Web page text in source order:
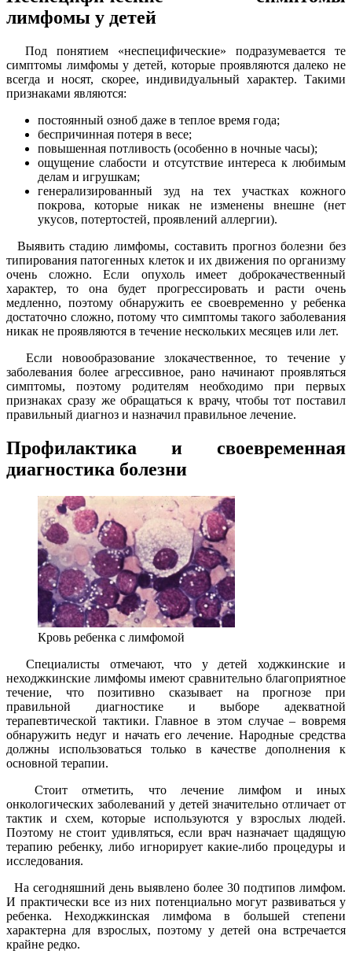
лимфомы у детей
Под понятием «неспецифические» подразумевается те
симптомы лимфомы у детей, которые проявляются далеко не
всегда и носят, скорее, индивидуальный характер. Такими
признаками являются:
постоянный озноб даже в теплое время года;
беспричинная потеря в весе;
повышенная потливость (особенно в ночные часы);
ощущение слабости и отсутствие интереса к любимым
делам и игрушкам;
генерализированный зуд на тех участках кожного
покрова, которые никак не изменены внешне (нет
укусов, потертостей, проявлений аллергии).
Выявить стадию лимфомы, составить прогноз болезни без
типирования патогенных клеток и их движения по организму
очень сложно. Если опухоль имеет доброкачественный
характер, то она будет прогрессировать и расти очень
медленно, поэтому обнаружить ее своевременно у ребенка
достаточно сложно, потому что симптомы такого заболевания
никак не проявляются в течение нескольких месяцев или лет.
Если новообразование злокачественное, то течение у
заболевания более агрессивное, рано начинают проявляться
симптомы, поэтому родителям необходимо при первых
признаках сразу же обращаться к врачу, чтобы тот поставил
правильный диагноз и назначил правильное лечение.
Профилактика и своевременная
диагностика болезни
Кровь ребенка с лимфомой
Специалисты отмечают, что у детей ходжкинские и
неходжкинские лимфомы имеют сравнительно благоприятное
течение, что позитивно сказывает на прогнозе при
правильной диагностике и выборе адекватной
терапевтической тактики. Главное в этом случае – вовремя
обнаружить недуг и начать его лечение. Народные средства
должны использоваться только в качестве дополнения к
основной терапии.
Стоит отметить, что лечение лимфом и иных
онкологических заболеваний у детей значительно отличает от
тактик и схем, которые используются у взрослых людей.
Поэтому не стоит удивляться, если врач назначает щадящую
терапию ребенку, либо игнорирует какие-либо процедуры и
исследования.
На сегодняшний день выявлено более 30 подтипов лимфом.
И практически все из них потенциально могут развиваться у
ребенка. Неходжкинская лимфома в большей степени
характерна для взрослых, поэтому у детей она встречается
крайне редко.